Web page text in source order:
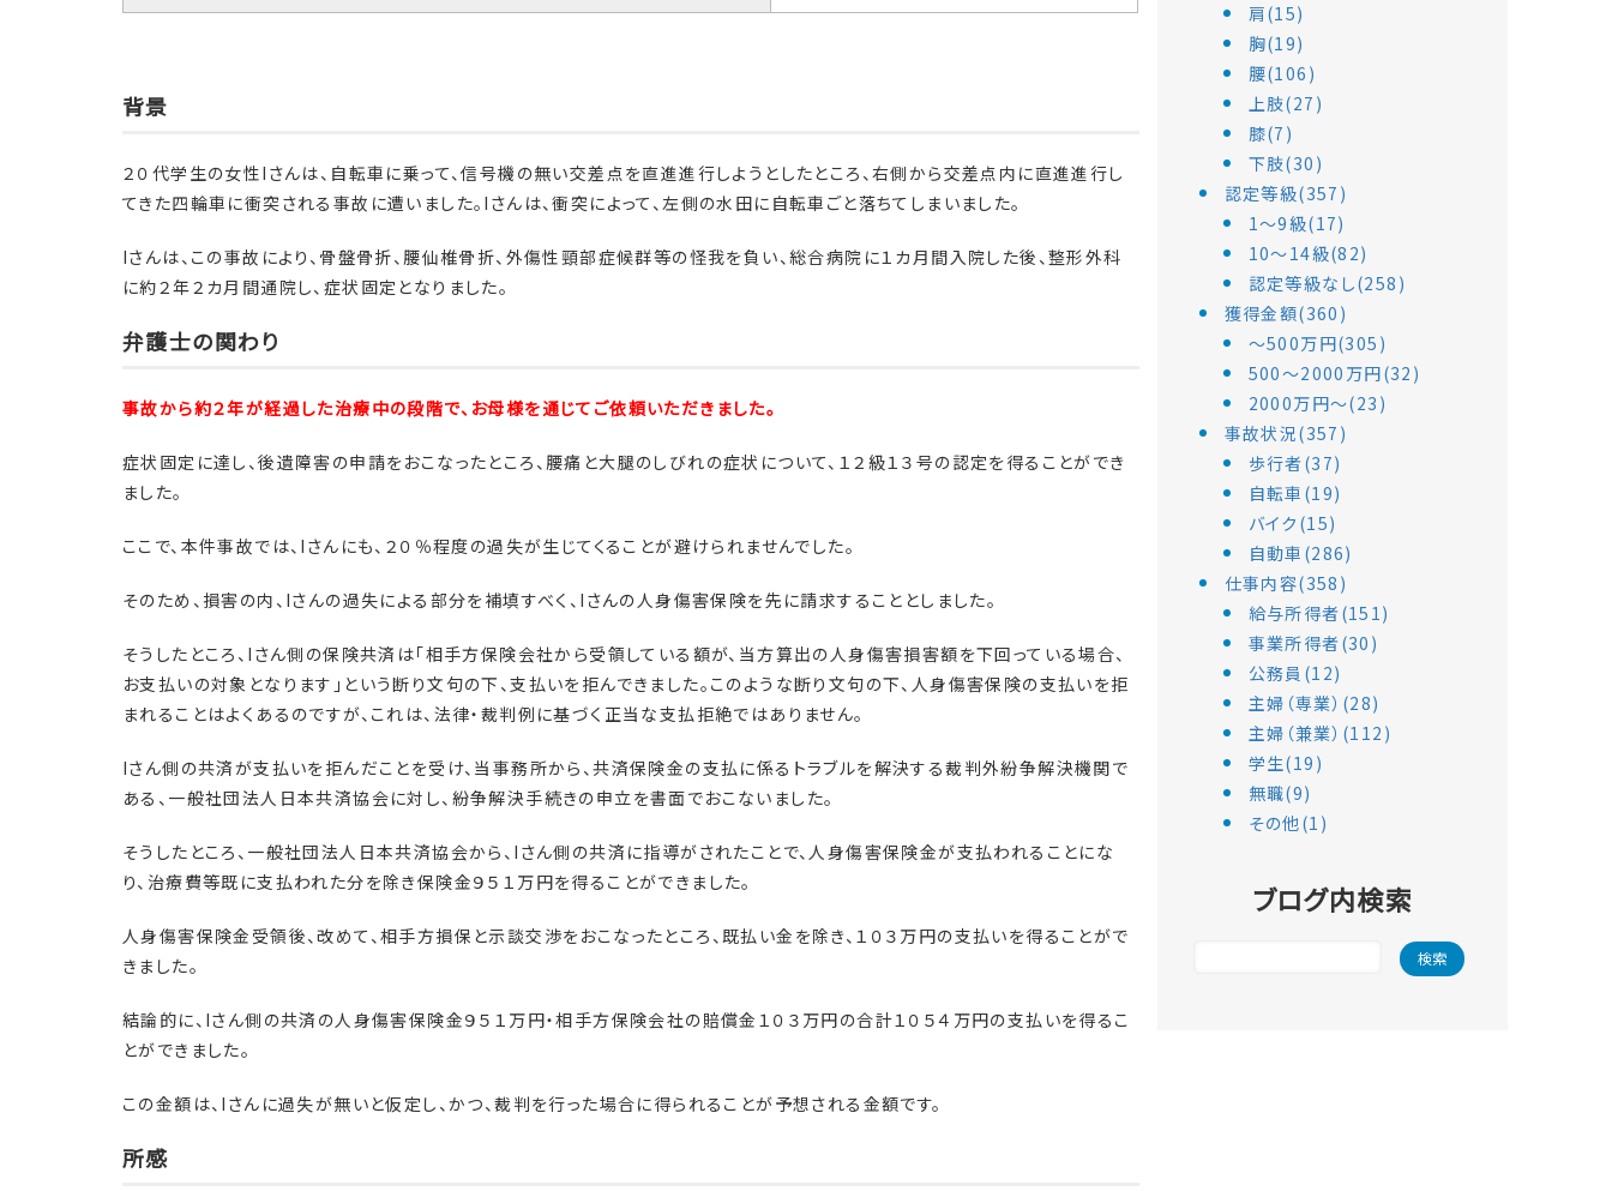
背景
２０代学生の女性Iさんは、自転車に乗って、信号機の無い交差点を直進進行しようとしたところ、右側から交差点内に直進進行し
てきた四輪車に衝突される事故に遭いました。Iさんは、衝突によって、左側の水田に自転車ごと落ちてしまいました。
Iさんは、この事故により、骨盤骨折、腰仙椎骨折、外傷性頸部症候群等の怪我を負い、総合病院に１カ月間入院した後、整形外科
に約２年２カ月間通院し、症状固定となりました。
弁護士の関わり
事故から約２年が経過した治療中の段階で、お母様を通じてご依頼いただきました。
症状固定に達し、後遺障害の申請をおこなったところ、腰痛と大腿のしびれの症状について、１２級１３号の認定を得ることができ
ました。
ここで、本件事故では、Iさんにも、２０％程度の過失が生じてくることが避けられませんでした。
そのため、損害の内、Iさんの過失による部分を補填すべく、Iさんの人身傷害保険を先に請求することとしました。
そうしたところ、Iさん側の保険共済は「相手方保険会社から受領している額が、当方算出の人身傷害損害額を下回っている場合、
お支払いの対象となります」という断り文句の下、支払いを拒んできました。このような断り文句の下、人身傷害保険の支払いを拒
まれることはよくあるのですが、これは、法律・裁判例に基づく正当な支払拒絶ではありません。
Iさん側の共済が支払いを拒んだことを受け、当事務所から、共済保険金の支払に係るトラブルを解決する裁判外紛争解決機関で
ある、一般社団法人日本共済協会に対し、紛争解決手続きの申立を書面でおこないました。
そうしたところ、一般社団法人日本共済協会から、Iさん側の共済に指導がされたことで、人身傷害保険金が支払われることにな
り、治療費等既に支払われた分を除き保険金９５１万円を得ることができました。
人身傷害保険金受領後、改めて、相手方損保と示談交渉をおこなったところ、既払い金を除き、１０３万円の支払いを得ることがで
きました。
結論的に、Iさん側の共済の人身傷害保険金９５１万円・相手方保険会社の賠償金１０３万円の合計１０５４万円の支払いを得るこ
とができました。
この金額は、Iさんに過失が無いと仮定し、かつ、裁判を行った場合に得られることが予想される金額です。
所感
肩(15)
胸(19)
腰(106)
上肢(27)
膝(7)
下肢(30)
認定等級(357)
1～9級(17)
10～14級(82)
認定等級なし(258)
獲得金額(360)
～500万円(305)
500～2000万円(32)
2000万円～(23)
事故状況(357)
歩行者(37)
自転車(19)
バイク(15)
自動車(286)
仕事内容(358)
給与所得者(151)
事業所得者(30)
公務員(12)
主婦（専業）(28)
主婦（兼業）(112)
学生(19)
無職(9)
その他(1)
ブログ内検索